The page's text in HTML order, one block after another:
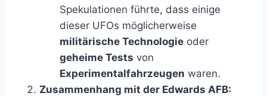
Spekulationen führte, dass einige
dieser UFOs möglicherweise
militärische Technologie oder
geheime Tests von
Experimentalfahrzeugen waren.
Zusammenhang mit der Edwards AFB: